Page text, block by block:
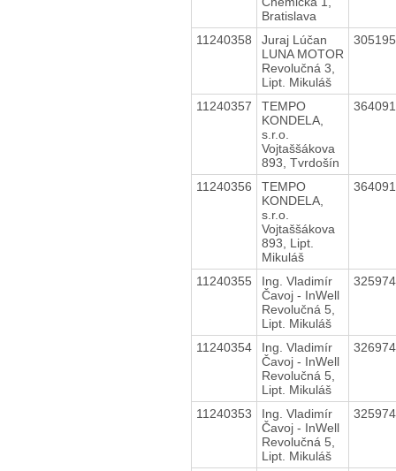
Bratislava
11240358
Juraj Lúčan
LUNA MOTOR
Revolučná 3,
Lipt. Mikuláš
11240357
TEMPO
KONDELA,
s.r.o.
Vojtaššákova
893, Tvrdošín
11240356
TEMPO
KONDELA,
s.r.o.
Vojtaššákova
893, Lipt.
Mikuláš
11240355
Ing. Vladimír
Čavoj - InWell
Revolučná 5,
Lipt. Mikuláš
11240354
Ing. Vladimír
Čavoj - InWell
Revolučná 5,
Lipt. Mikuláš
11240353
Ing. Vladimír
Čavoj - InWell
Revolučná 5,
Lipt. Mikuláš